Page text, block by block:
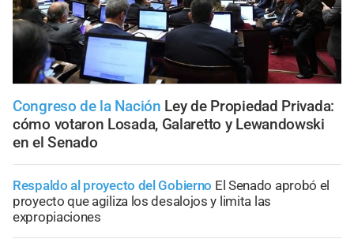
Congreso de la Nación Ley de Propiedad Privada:
cómo votaron Losada, Galaretto y Lewandowski
en el Senado
Respaldo al proyecto del Gobierno El Senado aprobó el
proyecto que agiliza los desalojos y limita las
expropiaciones